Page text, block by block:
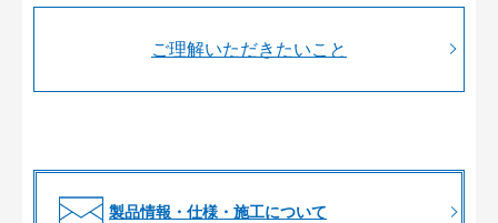
ご理解いただきたいこと
製品情報・仕様・施工について